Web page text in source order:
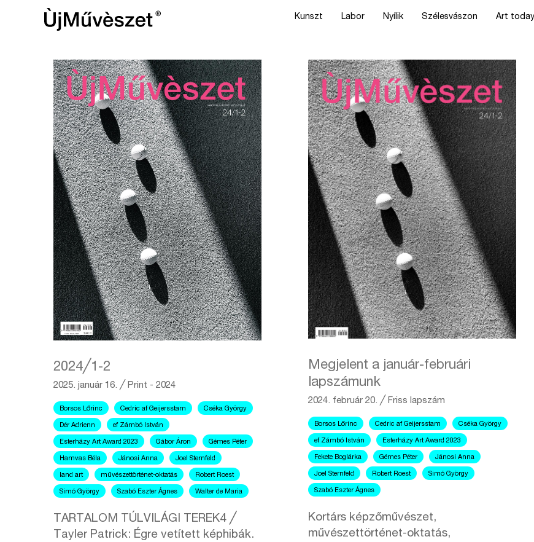
Kunszt Labor Nyílik Szélesvászon Art today
2024╱1-2
2025. január 16. ╱Print - 2024
Borsos Lőrinc Cedric af Geijersstam Cséka György
Dér Adrienn ef Zámbó István
Esterházy Art Award 2023 Gábor Áron Gémes Péter
Hamvas Béla Jánosi Anna Joel Sternfeld
land art művészettörténet-oktatás Robert Roest
Simó György Szabó Eszter Ágnes Walter de Maria
TARTALOM TÚLVILÁGI TEREK4 ╱
Tayler Patrick: Égre vetített képhibák.
Megjelent a január-februári
lapszámunk
2024. február 20. ╱Friss lapszám
Borsos Lőrinc Cedric af Geijersstam Cséka György
ef Zámbó István Esterházy Art Award 2023
Fekete Boglárka Gémes Péter Jánosi Anna
Joel Sternfeld Robert Roest Simó György
Szabó Eszter Ágnes
Kortárs képzőművészet,
művészettörténet-oktatás,